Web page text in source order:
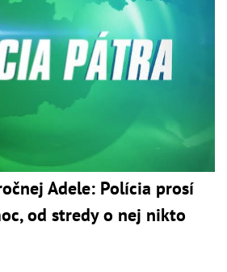
Adele: Polícia prosí
od stredy o nej nikto